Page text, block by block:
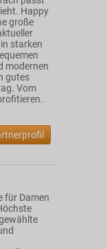
Happy
große
starken
modernen
gutes
Vom
für Damen